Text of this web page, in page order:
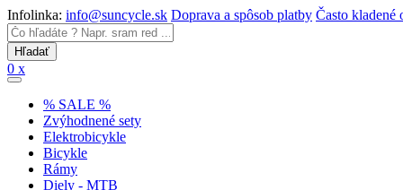
Infolinka: info@suncycle.sk Doprava a spôsob platby Často kladené
0 x
% SALE %
Zvýhodnené sety
Elektrobicykle
Bicykle
Rámy
Diely - MTB